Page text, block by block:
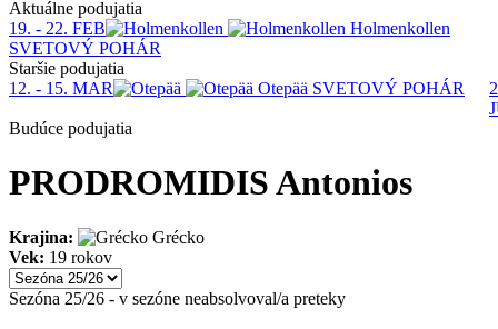
Aktuálne podujatia
19. - 22. FEB
Holmenkollen
SVETOVÝ POHÁR
Staršie podujatia
12. - 15. MAR
Otepää SVETOVÝ POHÁR
Budúce podujatia
PRODROMIDIS Antonios
Krajina:
Grécko
Vek: 19 rokov
Sezóna 25/26 - v sezóne neabsolvoval/a preteky